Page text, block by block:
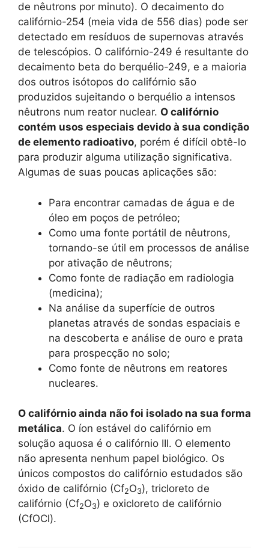
de nêutrons por minuto). O decaimento do
califórnio-254 (meia vida de 556 dias) pode ser
detectado em resíduos de supernovas através
de telescópios. O califórnio-249 é resultante do
decaimento beta do berquélio-249, e a maioria
dos outros isótopos do califórnio são
produzidos sujeitando o berquélio a intensos
nêutrons num reator nuclear. O califórnio
contém usos especiais devido à sua condição
de elemento radioativo, porém é difícil obtê-lo
para produzir alguma utilização significativa.
Algumas de suas poucas aplicações são:
Para encontrar camadas de água e de
óleo em poços de petróleo;
Como uma fonte portátil de nêutrons,
tornando-se útil em processos de análise
por ativação de nêutrons;
Como fonte de radiação em radiologia
(medicina);
Na análise da superfície de outros
planetas através de sondas espaciais e
na descoberta e análise de ouro e prata
para prospecção no solo;
Como fonte de nêutrons em reatores
nucleares.
O califórnio ainda não foi isolado na sua forma
metálica. O íon estável do califórnio em
solução aquosa é o califórnio III. O elemento
não apresenta nenhum papel biológico. Os
únicos compostos do califórnio estudados são
óxido de califórnio (Cf2O3), tricloreto de
califórnio (Cf2O3) e oxicloreto de califórnio
(CfOCl).